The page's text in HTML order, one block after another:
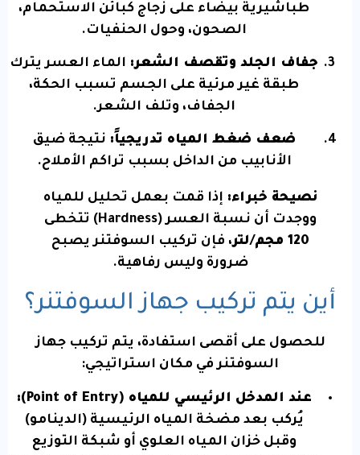
طباشيرية بيضاء على زجاج كبائن الاستحمام،
الصحون، وحول الحنفيات.
جفاف الجلد وتقصف الشعر: الماء العسر يترك
طبقة غير مرئية على الجسم تسبب الحكة،
الجفاف، وتلف الشعر.
ضعف ضغط المياه تدريجياً: نتيجة ضيق
الأنابيب من الداخل بسبب تراكم الأملاح.
نصيحة خبراء: إذا قمت بعمل تحليل للمياه
ووجدت أن نسبة العسر (Hardness) تتخطى
120 مجم/لتر
، فإن تركيب السوفتنر يصبح
ضرورة وليس رفاهية.
أين يتم تركيب جهاز السوفتنر؟
للحصول على أقصى استفادة، يتم تركيب جهاز
السوفتنر في مكان استراتيجي:
عند المدخل الرئيسي للمياه (Point of Entry):
يُركب بعد مضخة المياه الرئيسية (الدينامو)
وقبل خزان المياه العلوي أو شبكة التوزيع